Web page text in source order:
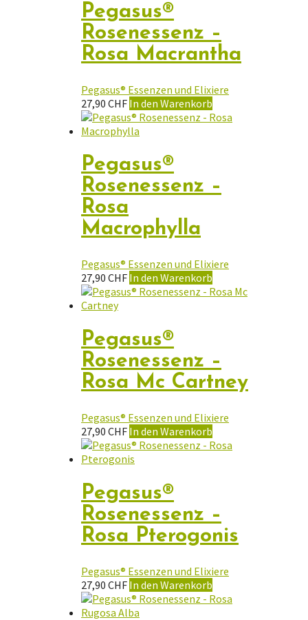
Pegasus®
Rosenessenz –
Rosa Macrantha
Pegasus® Essenzen und Elixiere
27,90 CHF In den Warenkorb
Pegasus®
Rosenessenz –
Rosa
Macrophylla
Pegasus® Essenzen und Elixiere
27,90 CHF In den Warenkorb
Pegasus®
Rosenessenz –
Rosa Mc Cartney
Pegasus® Essenzen und Elixiere
27,90 CHF In den Warenkorb
Pegasus®
Rosenessenz –
Rosa Pterogonis
Pegasus® Essenzen und Elixiere
27,90 CHF In den Warenkorb